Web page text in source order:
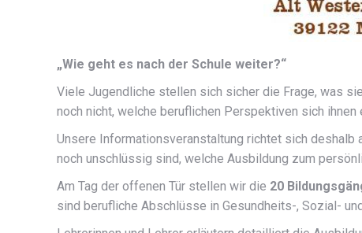
„Wie geht es nach der Schule weiter?“
Viele Jugendliche stellen sich sicher die Frage, was
noch nicht, welche beruflichen Perspektiven sich ihnen
Unsere Informationsveranstaltung richtet sich
noch unschlüssig sind, welche Ausbildung zum
Am Tag der offenen Tür stellen wir die 20
sind berufliche Abschlüsse in Gesundheits-, Sozial-